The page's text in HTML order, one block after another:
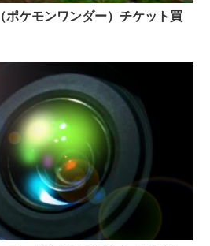
ケモンワンダー）チケット買